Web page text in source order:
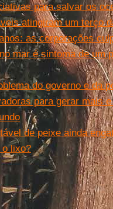
para salvar os
atingiram um terço
as corporações
mar é sintoma de um
do governo e da
para gerar mais
de peixe ainda
lixo?